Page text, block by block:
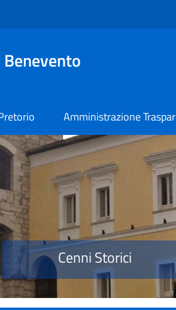
Amministrazione
Cenni Storici